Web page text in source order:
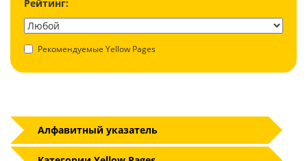
Рейтинг:
Рекомендуемые Yellow Pages
Алфавитный указатель